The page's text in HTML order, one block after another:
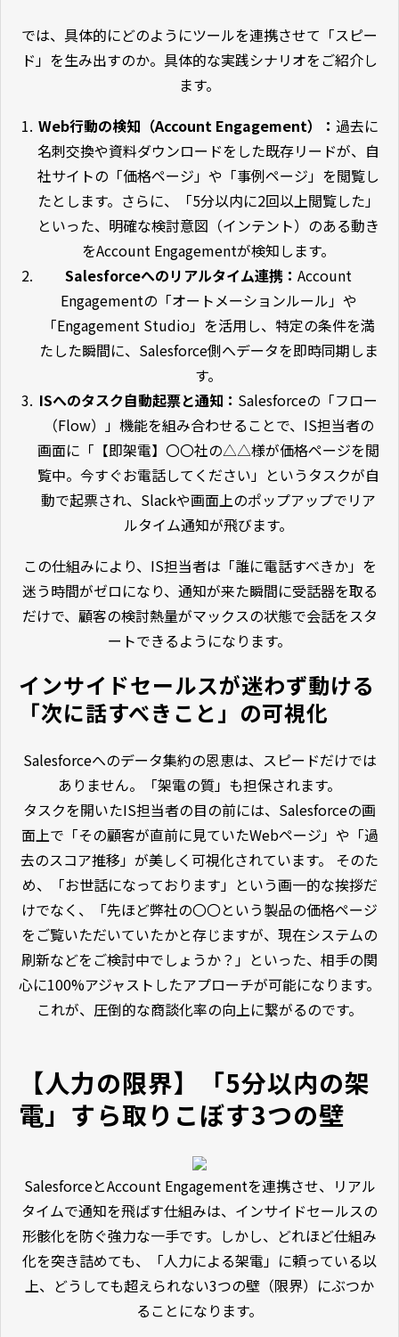
では、具体的にどのようにツールを連携させて「スピー
ド」を生み出すのか。具体的な実践シナリオをご紹介し
ます。
Web行動の検知（Account Engagement）： 過去に
名刺交換や資料ダウンロードをした既存リードが、自
社サイトの「価格ページ」や「事例ページ」を閲覧し
たとします。さらに、「5分以内に2回以上閲覧した」
といった、明確な検討意図（インテント）のある動き
をAccount Engagementが検知します。
Salesforceへのリアルタイム連携： Account
Engagementの「オートメーションルール」や
「Engagement Studio」を活用し、特定の条件を満
たした瞬間に、Salesforce側へデータを即時同期しま
す。
ISへのタスク自動起票と通知： Salesforceの「フロー
（Flow）」機能を組み合わせることで、IS担当者の
画面に「【即架電】〇〇社の△△様が価格ページを閲
覧中。今すぐお電話してください」というタスクが自
動で起票され、Slackや画面上のポップアップでリア
ルタイム通知が飛びます。
この仕組みにより、IS担当者は「誰に電話すべきか」を
迷う時間がゼロになり、通知が来た瞬間に受話器を取る
だけで、顧客の検討熱量がマックスの状態で会話をスタ
ートできるようになります。
インサイドセールスが迷わず動ける
「次に話すべきこと」の可視化
Salesforceへのデータ集約の恩恵は、スピードだけでは
ありません。「架電の質」も担保されます。
タスクを開いたIS担当者の目の前には、Salesforceの画
面上で「その顧客が直前に見ていたWebページ」や「過
去のスコア推移」が美しく可視化されています。 そのた
め、「お世話になっております」という画一的な挨拶だ
けでなく、「先ほど弊社の〇〇という製品の価格ページ
をご覧いただいていたかと存じますが、現在システムの
刷新などをご検討中でしょうか？」といった、相手の関
心に100%アジャストしたアプローチが可能になります。
これが、圧倒的な商談化率の向上に繋がるのです。
【人力の限界】「5分以内の架
電」すら取りこぼす3つの壁
SalesforceとAccount Engagementを連携させ、リアル
タイムで通知を飛ばす仕組みは、インサイドセールスの
形骸化を防ぐ強力な一手です。しかし、どれほど仕組み
化を突き詰めても、「人力による架電」に頼っている以
上、どうしても超えられない3つの壁（限界）にぶつか
ることになります。